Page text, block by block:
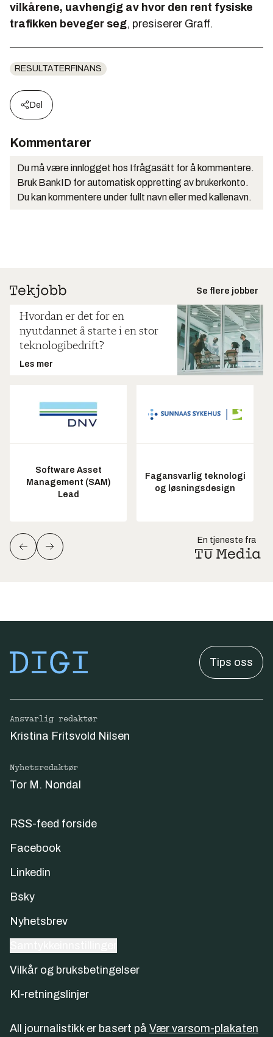
vilkårene, uavhengig av hvor den rent fysiske
trafikken beveger seg, presiserer Graff.
RESULTATERFINANS
Del
Kommentarer
Du må være innlogget hos Ifrågasätt for å kommentere.
Bruk BankID for automatisk oppretting av brukerkonto.
Du kan kommentere under fullt navn eller med kallenavn.
Se flere jobber
Hvordan er det for en
nyutdannet å starte i en stor
teknologibedrift?
Les mer
Software Asset
Management (SAM)
Lead
Fagansvarlig teknologi
og løsningsdesign
En tjeneste fra
Tips oss
Ansvarlig redaktør
Kristina Fritsvold Nilsen
Nyhetsredaktør
Tor M. Nondal
RSS-feed forside
Facebook
Linkedin
Bsky
Nyhetsbrev
Vilkår og bruksbetingelser
KI-retningslinjer
All journalistikk er basert på Vær varsom-plakaten